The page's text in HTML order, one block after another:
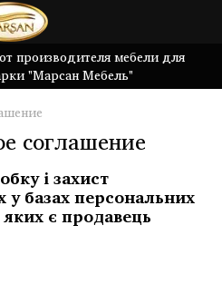
производителя мебели для
"Марсан Мебель"
соглашение
і захист
базах персональних
є продавець